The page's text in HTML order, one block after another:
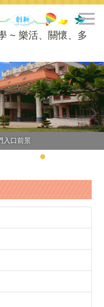
~ 樂活、關懷、多
入口前景